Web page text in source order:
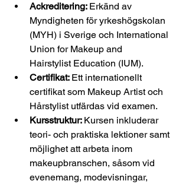
Ackreditering: Erkänd av
Myndigheten för yrkeshögskolan
(MYH) i Sverige och International
Union for Makeup and
Hairstylist Education (IUM).
Certifikat: Ett internationellt
certifikat som Makeup Artist och
Hårstylist utfärdas vid examen.
Kursstruktur: Kursen inkluderar
teori- och praktiska lektioner samt
möjlighet att arbeta inom
makeupbranschen, såsom vid
evenemang, modevisningar,